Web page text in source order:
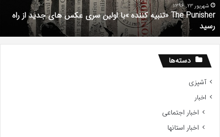
عکس
های
جدید
از
راه
رسید
شهریور 23, 1396
The Punisher «تنبیه کننده »با اولین سری عکس های جدید از راه
رسید
دسته‌ها
آشپزی
اخبار
اخبار اجتماعی
اخبار استانها